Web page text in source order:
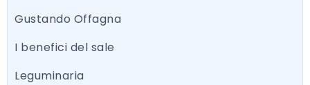
Gustando Offagna
I benefici del sale
Leguminaria